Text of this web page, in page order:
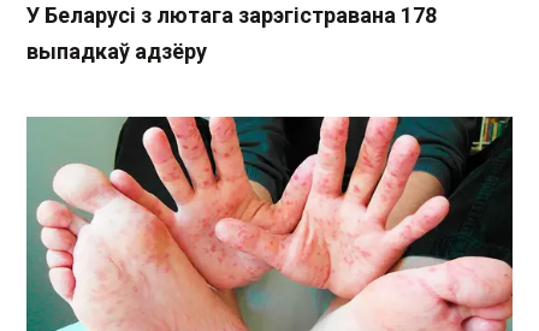
У Беларусі з лютага зарэгістравана 178
выпадкаў адзёру